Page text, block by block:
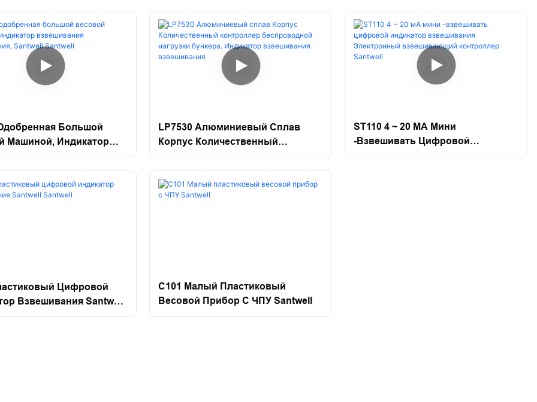
Большой
Машиной, Индикатор
Взвешивания,
Santwell
LP7530 Алюминиевый Сплав
Корпус Количественный
Контроллер Беспроводной
Нагрузки Бункера. Индикатор
Взвешивания Взвешивания
ST110 4 ~ 20 МА Мини
-взвешивать Цифровой
Индикатор Взвешивания
Цифровой
Взвешивания Santwell
C101 Малый Пластиковый
Весовой Прибор С ЧПУ Santwell